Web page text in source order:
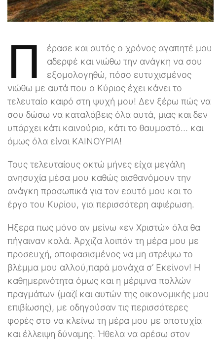
Π
έρασε και αυτός ο χρόνος αγαπητέ μου
αδερφέ και νιώθω την ανάγκη να σου
εξομολογηθώ, πόσο ευτυχισμένος
νιώθω με αυτά που ο Κύριος έχει κάνει το
τελευταίο καιρό στη ψυχή μου! Δεν ξέρω πώς να
σου δώσω να καταλάβεις όλα αυτά, μιας και δεν
υπάρχει κάτι καινούριο, κάτι το θαυμαστό… και
όμως όλα είναι ΚΑΙΝΟΥΡΙΑ!
Τους τελευταίους οκτώ μήνες είχα μεγάλη
ανησυχία μέσα μου καθώς αισθανόμουν την
ανάγκη προσωπικά για τον εαυτό μου και το
έργο του Κυρίου, για περισσότερη αφιέρωση.
Ηξερα πως μόνο αν μείνω «εν Χριστώ» όλα θα
πήγαιναν καλά. Άρχιζα λοιπόν τη μέρα μου με
προσευχή, αποφασισμένος να μη στρέψω το
βλέμμα μου αλλού,παρά μονάχα σ’ Εκείνον! Η
καθημερινότητα όμως και η μέριμνα πολλών
πραγμάτων (μαζί και αυτών της οικονομικής μου
επιβίωσης), με οδηγούσαν τις περισσότερες
φορές στο να κλείνω τη μέρα μου με αποτυχία
και έλλειψη δύναμης. Ήθελα να αρέσω στον